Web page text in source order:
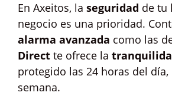
En Axeitos, la seguridad de tu
negocio es una prioridad.
alarma avanzada como las
Direct te ofrece la
protegido las 24 horas del día,
semana.